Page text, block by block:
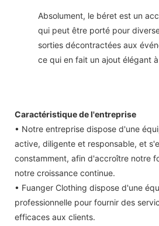
Absolument, le béret est un
qui peut être porté pour
sorties décontractées aux
ce qui en fait un ajout élégant
Caractéristique de l'entreprise
• Notre entreprise dispose d'une
active, diligente et responsable, et
constamment, afin d'accroître notre
notre croissance continue.
• Fuanger Clothing dispose d'une
professionnelle pour fournir des
efficaces aux clients.